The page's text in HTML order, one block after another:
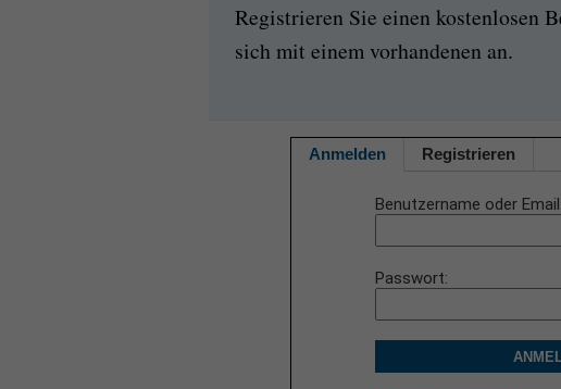
Registrieren Sie einen kostenlosen
sich mit einem vorhandenen an.
Anmelden Registrieren
Benutzername oder
Passwort